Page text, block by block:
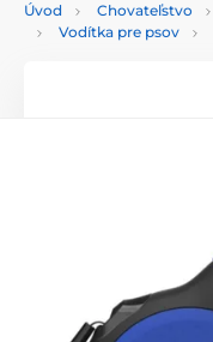
Úvod Chovateľstvo
Vodítka pre psov